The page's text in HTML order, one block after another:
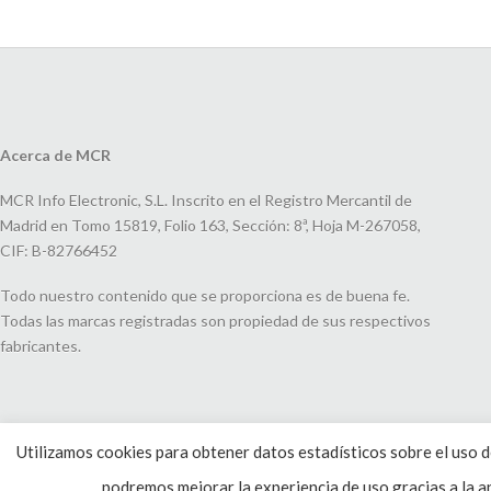
Acerca de MCR
MCR Info Electronic, S.L. Inscrito en el Registro Mercantil de
Madrid en Tomo 15819, Folio 163, Sección: 8ª, Hoja M-267058,
CIF: B-82766452
Todo nuestro contenido que se proporciona es de buena fe.
Todas las marcas registradas son propiedad de sus respectivos
fabricantes.
Utilizamos cookies para obtener datos estadísticos sobre el uso
podremos mejorar la experiencia de uso gracias a la